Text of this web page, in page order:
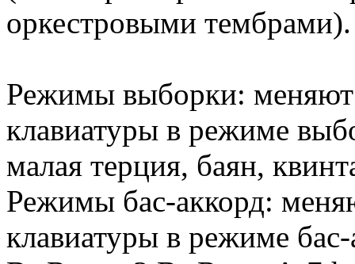
оркестровыми тембрами).
Режимы выборки: меняют
клавиатуры в режиме
малая терция, баян,
Режимы бас-аккорд:
клавиатуры в режиме